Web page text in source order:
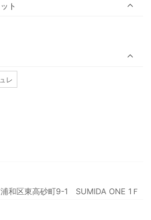
ト
レ
和区東高砂町9-1 SUMIDA ONE 1Ｆ